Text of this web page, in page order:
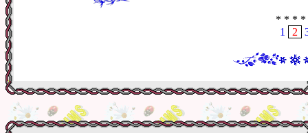
* * * *
1
2